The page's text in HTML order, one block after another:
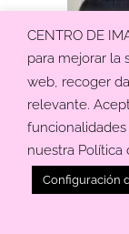
CENTRO DE
para mejorar la
web, recoger
relevante.
nuestra Política
Configuración